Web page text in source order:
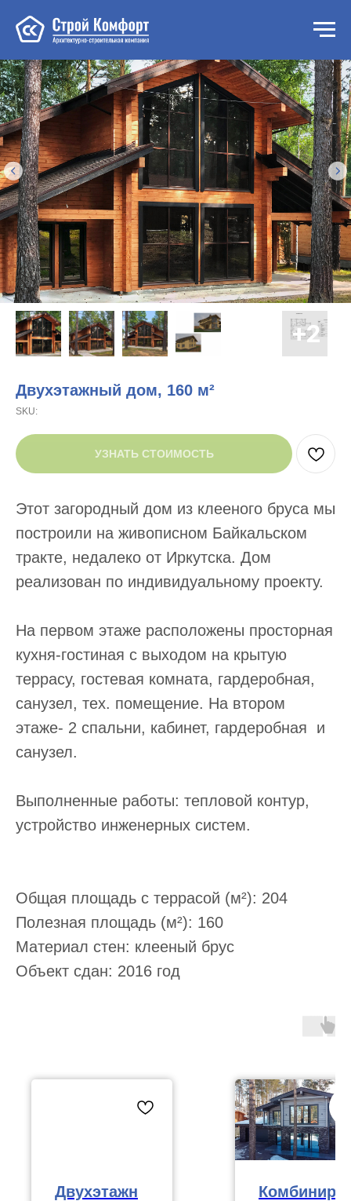
Двухэтажный дом, 160 м²
SKU:
УЗНАТЬ СТОИМОСТЬ
Этот загородный дом из клееного бруса мы
построили на живописном Байкальском
тракте, недалеко от Иркутска. Дом
реализован по индивидуальному проекту.
На первом этаже расположены просторная
кухня-гостиная с выходом на крытую
террасу, гостевая комната, гардеробная,
санузел, тех. помещение. На втором
этаже- 2 спальни, кабинет, гардеробная и
санузел.
Выполненные работы: тепловой контур,
устройство инженерных систем.
Общая площадь с террасой (м²): 204
Полезная площадь (м²): 160
Материал стен: клееный брус
Объект сдан: 2016 год
Двухэтажн
Комбиниро